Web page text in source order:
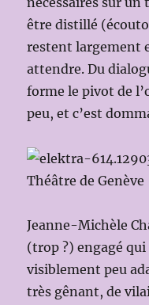
être distillé
restent largement
attendre. Du
forme le pivot de
peu, et c’est
Théâtre de Genève
Jeanne-Michèle
(trop ?) engagé qui
visiblement peu
très gênant, de